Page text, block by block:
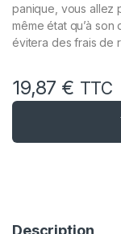
panique, vous allez
même état qu’à
évitera des frais de
19,87 € TTC
quantité de Vitre
Description